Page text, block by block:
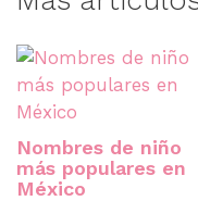
Nombres de niño
más populares en
México